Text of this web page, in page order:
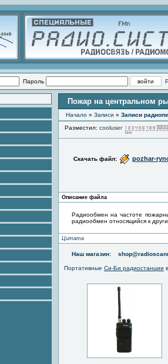
Пароль
Пожар на центральном
Начало » Записи » Записи
Разместил: cooluser
Скачать файл: pozhar-
Описание файла
Радиообмен на частоте
радиообмен относящийся к
Цитата
Наш магазин:
Портативные Си-Би радиостанции